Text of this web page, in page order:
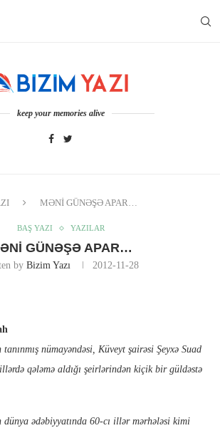
keep your memories alive
MƏNİ GÜNƏŞƏ APAR…
BAŞ YAZI YAZILAR
GÜNƏŞƏ APAR…
by Bizim Yazı 2012-11-28
nümayəndəsi, Küveyt şairəsi Şeyxə Suad
qələmə aldığı şeirlərindən kiçik bir güldəstə
dünya ədəbiyyatında 60-cı illər mərhələsi kimi